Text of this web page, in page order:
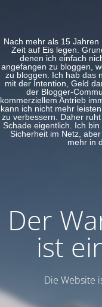
Nach mehr als 15
Zeit auf Eis legen.
denen ich einfach
angefangen zu bloggen,
zu bloggen. Ich hab das
mit der Intention, Geld
der Blogger-
kommerziellem Antrieb
kann ich nicht mehr
zu verbessern. Daher
Schade eigentlich. Ich bin
Sicherheit im Netz,
mehr in
Der
ist
Die Website